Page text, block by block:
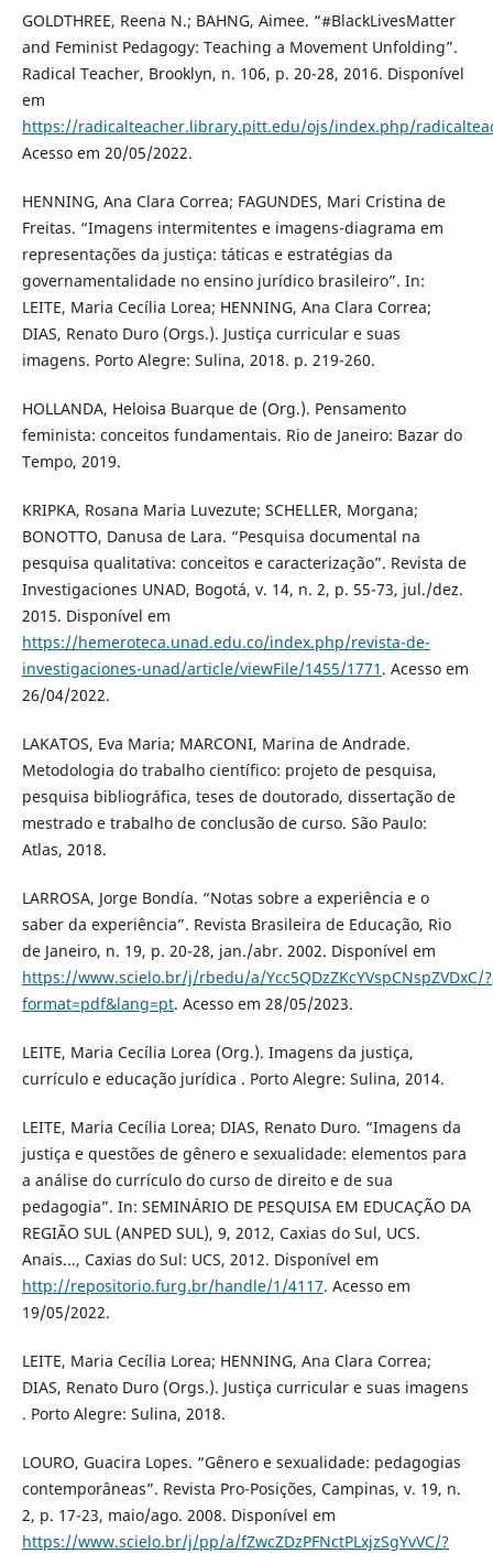
GOLDTHREE, Reena N.; BAHNG, Aimee. “#BlackLivesMatter
and Feminist Pedagogy: Teaching a Movement Unfolding”.
Radical Teacher, Brooklyn, n. 106, p. 20-28, 2016. Disponível
em
https://radicalteacher.library.pitt.edu/ojs/index.php/
Acesso em 20/05/2022.
HENNING, Ana Clara Correa; FAGUNDES, Mari Cristina de
Freitas. “Imagens intermitentes e imagens-diagrama em
representações da justiça: táticas e estratégias da
governamentalidade no ensino jurídico brasileiro”. In:
LEITE, Maria Cecília Lorea; HENNING, Ana Clara Correa;
DIAS, Renato Duro (Orgs.). Justiça curricular e suas
imagens. Porto Alegre: Sulina, 2018. p. 219-260.
HOLLANDA, Heloisa Buarque de (Org.). Pensamento
feminista: conceitos fundamentais. Rio de Janeiro: Bazar do
Tempo, 2019.
KRIPKA, Rosana Maria Luvezute; SCHELLER, Morgana;
BONOTTO, Danusa de Lara. “Pesquisa documental na
pesquisa qualitativa: conceitos e caracterização”. Revista de
Investigaciones UNAD, Bogotá, v. 14, n. 2, p. 55-73, jul./dez.
2015. Disponível em
https://hemeroteca.unad.edu.co/index.php/revista-de-
investigaciones-unad/article/viewFile/1455/1771 . Acesso em
26/04/2022.
LAKATOS, Eva Maria; MARCONI, Marina de Andrade.
Metodologia do trabalho científico: projeto de pesquisa,
pesquisa bibliográfica, teses de doutorado, dissertação de
mestrado e trabalho de conclusão de curso. São Paulo:
Atlas, 2018.
LARROSA, Jorge Bondía. “Notas sobre a experiência e o
saber da experiência”. Revista Brasileira de Educação, Rio
de Janeiro, n. 19, p. 20-28, jan./abr. 2002. Disponível em
https://www.scielo.br/j/rbedu/a/Ycc5QDzZKcYVspCNspZVDxC/?
format=pdf&lang=pt. Acesso em 28/05/2023.
LEITE, Maria Cecília Lorea (Org.). Imagens da justiça,
currículo e educação jurídica . Porto Alegre: Sulina, 2014.
LEITE, Maria Cecília Lorea; DIAS, Renato Duro. “Imagens da
justiça e questões de gênero e sexualidade: elementos para
a análise do currículo do curso de direito e de sua
pedagogia”. In: SEMINÁRIO DE PESQUISA EM EDUCAÇÃO DA
REGIÃO SUL (ANPED SUL), 9, 2012, Caxias do Sul, UCS.
Anais..., Caxias do Sul: UCS, 2012. Disponível em
http://repositorio.furg.br/handle/1/4117. Acesso em
19/05/2022.
LEITE, Maria Cecília Lorea; HENNING, Ana Clara Correa;
DIAS, Renato Duro (Orgs.). Justiça curricular e suas imagens
. Porto Alegre: Sulina, 2018.
LOURO, Guacira Lopes. “Gênero e sexualidade: pedagogias
contemporâneas”. Revista Pro-Posições, Campinas, v. 19, n.
2, p. 17-23, maio/ago. 2008. Disponível em
https://www.scielo.br/j/pp/a/fZwcZDzPFNctPLxjzSgYvVC/?